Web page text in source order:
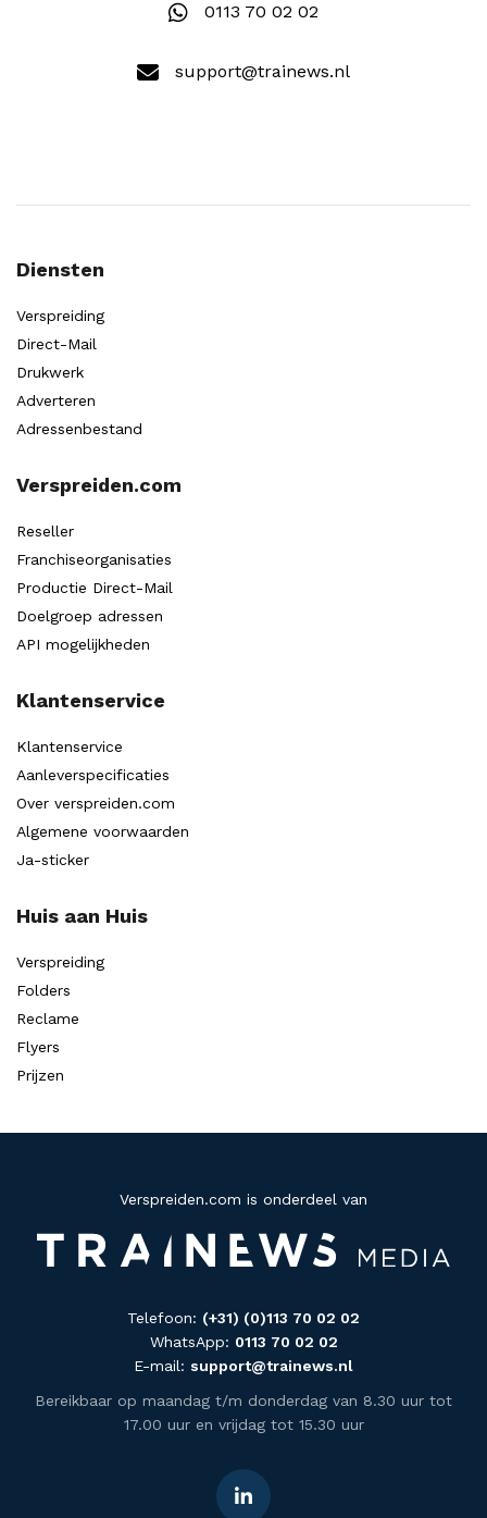
0113 70 02 02
support@trainews.nl
Diensten
Verspreiding
Direct-Mail
Drukwerk
Adverteren
Adressenbestand
Verspreiden.com
Reseller
Franchiseorganisaties
Productie Direct-Mail
Doelgroep adressen
API mogelijkheden
Klantenservice
Klantenservice
Aanleverspecificaties
Over verspreiden.com
Algemene voorwaarden
Ja-sticker
Huis aan Huis
Verspreiding
Folders
Reclame
Flyers
Prijzen
Verspreiden.com is onderdeel van
Telefoon: (+31) (0)113 70 02 02
WhatsApp: 0113 70 02 02
E-mail: support@trainews.nl
Bereikbaar op maandag t/m donderdag van 8.30 uur tot
17.00 uur en vrijdag tot 15.30 uur